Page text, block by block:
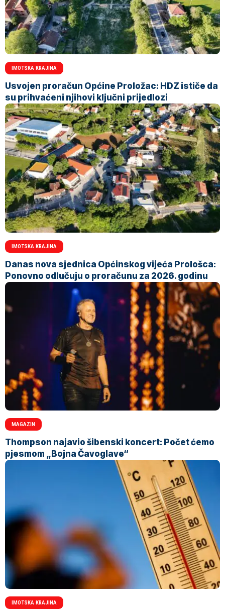
IMOTSKA KRAJINA
Usvojen proračun Općine Proložac: HDZ ističe da
su prihvaćeni njihovi ključni prijedlozi
IMOTSKA KRAJINA
Danas nova sjednica Općinskog vijeća Prološca:
Ponovno odlučuju o proračunu za 2026. godinu
MAGAZIN
Thompson najavio šibenski koncert: Počet ćemo
pjesmom „Bojna Čavoglave“
IMOTSKA KRAJINA